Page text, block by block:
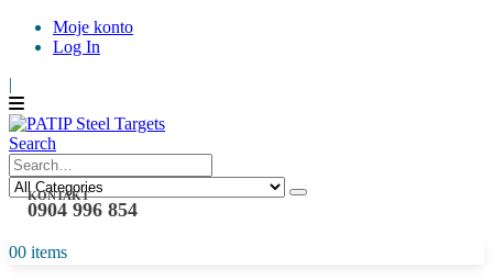
Moje konto
Log In
|
Search
KONTAKT
0904 996 854
00 items